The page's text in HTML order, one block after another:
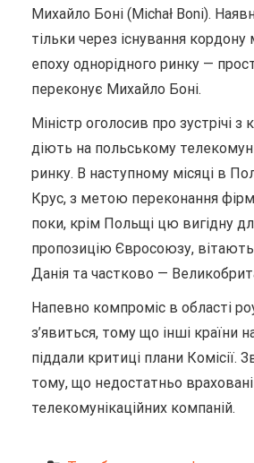
Михайло Боні (Michał Boni).
тільки через існування кордону
епоху однорідного ринку —
переконує Михайло Боні.
Міністр оголосив про зустрічі
діють на польському
ринку. В наступному місяці в
Крус, з метою переконання фірм
поки, крім Польщі цю вигідну
пропозицію Євросоюзу,
Данія та частково —
Напевно компроміс в області
з’явиться, тому що інші країни
піддали критиці плани Комісії.
тому, що недостатньо враховані
телекомунікаційних компаній.